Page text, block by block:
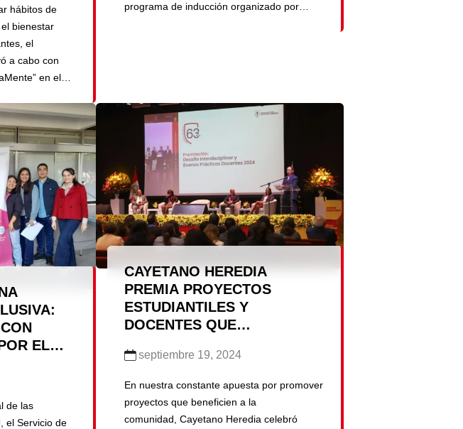
hábitos de
bienestar
el
a cabo con
en el
comunidad
sobre la
programa de inducción organizado por
Gutiérrez, […]
EL
de las
el Servicio de
CAYETANO HEREDIA
PREMIA PROYECTOS
ESTUDIANTILES Y
DOCENTES QUE
SOCIALES DEL PAÍS
septiembre 19, 2024
En nuestra constante apuesta por promover
proyectos que beneficien a la
comunidad, Cayetano Heredia celebró